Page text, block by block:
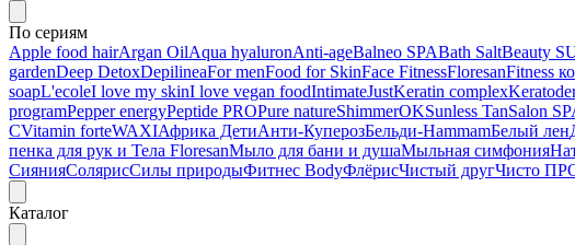
По сериям
Apple food hairArgan OilAqua hyaluronAnti-ageBalneo SPABath SaltBeauty
gardenDeep DetoxDepilineaFor menFood for SkinFace FitnessFloresanFitness
soapL'ecoleI love my skinI love vegan foodIntimateJustKeratin complex
programPepper energyPeptide PROPure natureShimmerOKSunless TanSalon
CVitamin forteWAXIАфрика ДетиАнти-КуперозБельди-HammamБелый лен
пенка для рук и Тела FloresanМыло для бани и душаМыльная симфония
СиянияСолярисСилы природыФитнес BodyФлёрисЧистый другЧисто
Каталог